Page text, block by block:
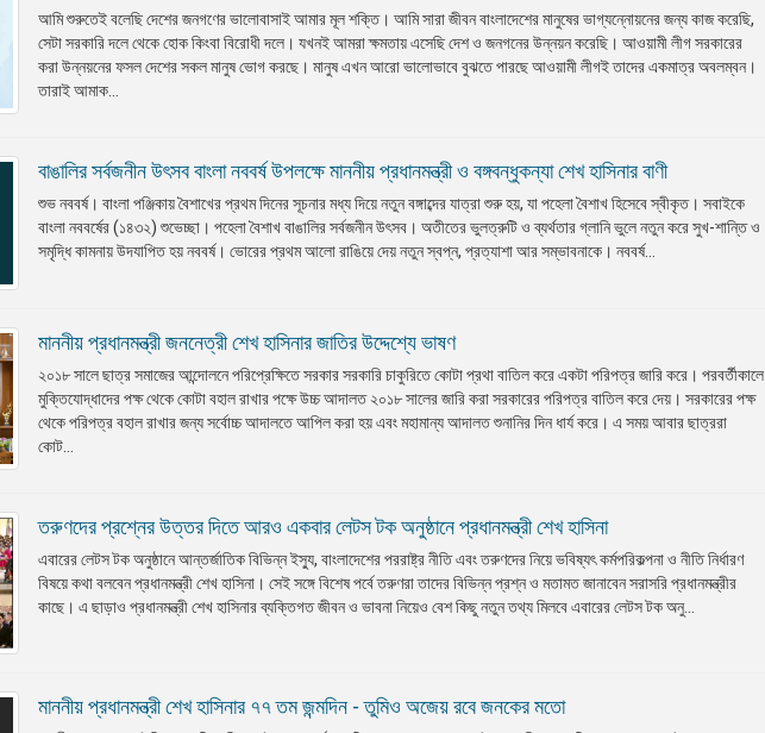
আমি শুরুতেই বলেছি দেশের জনগণের ভালোবাসাই আমার মূল শক্তি। আমি সারা জীবন বাংলাদেশের মানুষের ভাগ্যন্নোয়নের জন্য কাজ করেছি,
সেটা সরকারি দলে থেকে হোক কিংবা বিরোধী দলে। যখনই আমরা ক্ষমতায় এসেছি দেশ ও জনগনের উন্নয়ন করেছি। আওয়ামী লীগ সরকারের
করা উন্নয়নের ফসল দেশের সকল মানুষ ভোগ করছে। মানুষ এখন আরো ভালোভাবে বুঝতে পারছে আওয়ামী লীগই তাদের একমাত্র অবলম্বন।
তারাই আমাক...
বাঙালির সর্বজনীন উৎসব বাংলা নববর্ষ উপলক্ষে মাননীয় প্রধানমন্ত্রী ও বঙ্গবন্ধুকন্যা শেখ হাসিনার বাণী
শুভ নববর্ষ। বাংলা পঞ্জিকায় বৈশাখের প্রথম দিনের সূচনার মধ্য দিয়ে নতুন বঙ্গাব্দের যাত্রা শুরু হয়, যা পহেলা বৈশাখ হিসেবে স্বীকৃত। সবাইকে
বাংলা নববর্ষের (১৪৩২) শুভেচ্ছা। পহেলা বৈশাখ বাঙালির সর্বজনীন উৎসব। অতীতের ভুলত্রুটি ও ব্যর্থতার গ্লানি ভুলে নতুন করে সুখ-শান্তি ও
সমৃদ্ধি কামনায় উদযাপিত হয় নববর্ষ। ভোরের প্রথম আলো রাঙিয়ে দেয় নতুন স্বপ্ন, প্রত্যাশা আর সম্ভাবনাকে। নববর্ষ...
মাননীয় প্রধানমন্ত্রী জননেত্রী শেখ হাসিনার জাতির উদ্দেশ্যে ভাষণ
২০১৮ সালে ছাত্র সমাজের আন্দোলনে পরিপ্রেক্ষিতে সরকার সরকারি চাকুরিতে কোটা প্রথা বাতিল করে একটা পরিপত্র জারি করে। পরবর্তীকালে
মুক্তিযোদ্ধাদের পক্ষ থেকে কোটা বহাল রাখার পক্ষে উচ্চ আদালত ২০১৮ সালের জারি করা সরকারের পরিপত্র বাতিল করে দেয়। সরকারের পক্ষ
থেকে পরিপত্র বহাল রাখার জন্য সর্বোচ্চ আদালতে আপিল করা হয় এবং মহামান্য আদালত শুনানির দিন ধার্য করে। এ সময় আবার ছাত্ররা
কোট...
তরুণদের প্রশ্নের উত্তর দিতে আরও একবার লেটস টক অনুষ্ঠানে প্রধানমন্ত্রী শেখ হাসিনা
এবারের লেটস টক অনুষ্ঠানে আন্তর্জাতিক বিভিন্ন ইস্যু, বাংলাদেশের পররাষ্ট্র নীতি এবং তরুণদের নিয়ে ভবিষ্যৎ কর্মপরিকল্পনা ও নীতি নির্ধারণ
বিষয়ে কথা বলবেন প্রধানমন্ত্রী শেখ হাসিনা। সেই সঙ্গে বিশেষ পর্বে তরুণরা তাদের বিভিন্ন প্রশ্ন ও মতামত জানাবেন সরাসরি প্রধানমন্ত্রীর
কাছে। এ ছাড়াও প্রধানমন্ত্রী শেখ হাসিনার ব্যক্তিগত জীবন ও ভাবনা নিয়েও বেশ কিছু নতুন তথ্য মিলবে এবারের লেটস টক অনু...
মাননীয় প্রধানমন্ত্রী শেখ হাসিনার ৭৭ তম জন্মদিন - তুমিও অজেয় রবে জনকের মতো